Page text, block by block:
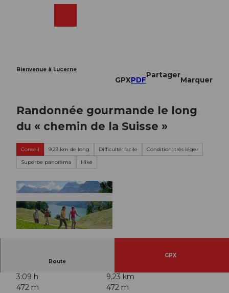
Bienvenue à Lucerne
GPXPDF
Partager
Marquer
Randonnée gourmande le long
du « chemin de la Suisse »
Conseil 9,23 km de long Difficulté: facile
Condition: très léger
Superbe panorama
Hike
Route
GPX
3:09 h
9,23 km
472 m
472 m